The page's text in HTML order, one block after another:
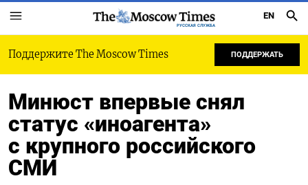
РУССКАЯ СЛУЖБА
EN
Поддержите The Moscow Times ПОДДЕРЖАТЬ
Минюст впервые снял
статус «иноагента»
с крупного российского
СМИ